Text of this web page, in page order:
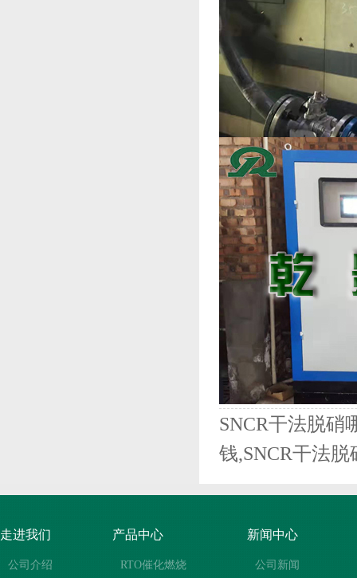
SNCR干法脱硝
钱,SNCR干法脱
走进我们
公司介绍
产品中心
RTO催化燃烧
新闻中心
公司新闻